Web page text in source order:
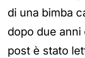
di una bimba
dopo due anni
post è stato